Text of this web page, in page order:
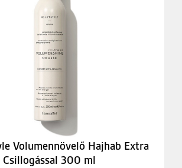
Volumennövelő Hajhab Extra
Csillogással 300 ml